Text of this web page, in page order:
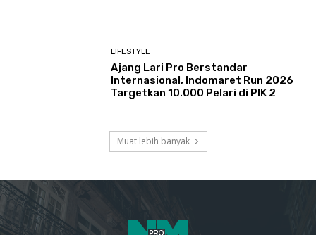
LIFESTYLE
Ajang Lari Pro Berstandar
Internasional, Indomaret Run 2026
Targetkan 10.000 Pelari di PIK 2
Muat lebih banyak